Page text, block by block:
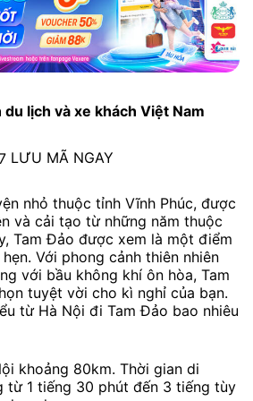
du lịch và xe khách Việt Nam
LƯU MÃ NGAY
nhỏ thuộc tỉnh Vĩnh Phúc, được
và cải tạo từ những năm thuộc
Tam Đảo được xem là một điểm
Với phong cảnh thiên nhiên
với bầu không khí ôn hòa, Tam
tuyệt vời cho kì nghỉ của bạn.
từ Hà Nội đi Tam Đảo bao nhiêu
khoảng 80km. Thời gian di
từ 1 tiếng 30 phút đến 3 tiếng tùy